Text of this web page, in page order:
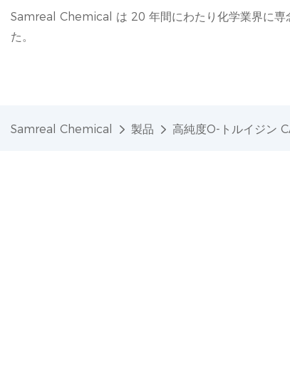
Samreal Chemical は 20 年間にわたり化学業界に専
た。
Samreal Chemical 製品 高純度O-トルイジン